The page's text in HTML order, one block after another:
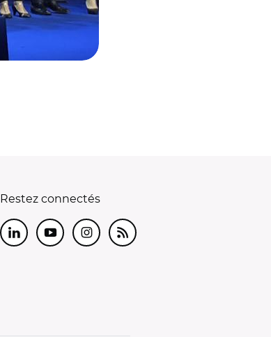
Restez connectés
LinkedInYoutubeInstagram
RSS